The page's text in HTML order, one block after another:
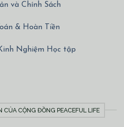
và Chính Sách
& Hoàn Tiền
Nghiệm Học tập
CỦA CỘNG ĐỒNG PEACEFUL LIFE